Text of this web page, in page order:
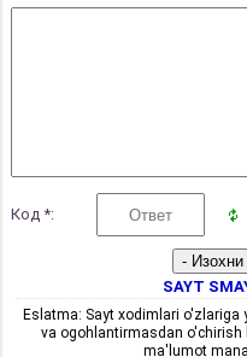
Код *:
SAYT
Eslatma: Sayt xodimlari
va ogohlantirmasdan o'chirish
ma'lumot mana